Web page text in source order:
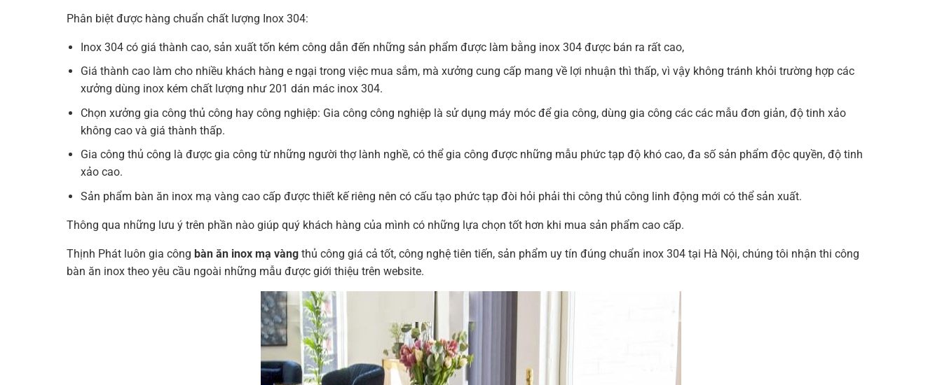
Phân biệt được hàng chuẩn chất lượng Inox 304:
Inox 304 có giá thành cao, sản xuất tốn kém công dẫn đến những sản phẩm được làm bằng inox 304 được bán ra rất cao,
Giá thành cao làm cho nhiều khách hàng e ngại trong việc mua sắm, mà xưởng cung cấp mang về lợi nhuận thì thấp, vì vậy không tránh khỏi trường hợp các
xưởng dùng inox kém chất lượng như 201 dán mác inox 304.
Chọn xưởng gia công thủ công hay công nghiệp: Gia công công nghiệp là sử dụng máy móc để gia công, dùng gia công các các mẫu đơn giản, độ tinh xảo
không cao và giá thành thấp.
Gia công thủ công là được gia công từ những người thợ lành nghề, có thể gia công được những mẫu phức tạp độ khó cao, đa số sản phẩm độc quyền, độ tinh
xảo cao.
Sản phẩm bàn ăn inox mạ vàng cao cấp được thiết kế riêng nên có cấu tạo phức tạp đòi hỏi phải thi công thủ công linh động mới có thể sản xuất.
Thông qua những lưu ý trên phần nào giúp quý khách hàng của mình có những lựa chọn tốt hơn khi mua sản phẩm cao cấp.
Thịnh Phát luôn gia công bàn ăn inox mạ vàngthủ công giá cả tốt, công nghệ tiên tiến, sản phẩm uy tín đúng chuẩn inox 304 tại Hà Nội, chúng tôi nhận thi công
bàn ăn inox theo yêu cầu ngoài những mẫu được giới thiệu trên website.